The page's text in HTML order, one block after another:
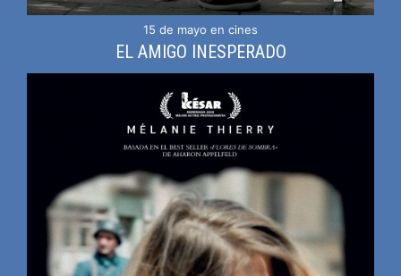
15 de mayo en cines
EL AMIGO INESPERADO